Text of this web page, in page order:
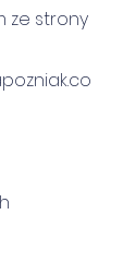
ze strony